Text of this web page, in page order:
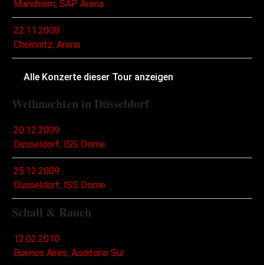
Mannheim, SAP Arena
22.11.2008
Chemnitz, Arena
Alle Konzerte dieser Tour anzeigen
Weihnachten in Düsseldorf
20.12.2009
Düsseldorf, ISS Dome
25.12.2009
Düsseldorf, ISS Dome
Schall & Rauch
12.02.2010
Buenos Aires, Auditorio Sur